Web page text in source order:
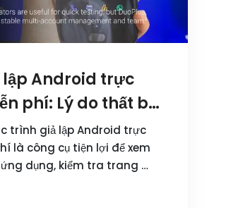
lập Android trực
phí: Lý do thất bại
lý đa tài khoản và
từ DuoPlus Cloud
trình giả lập Android trực
là công cụ tiện lợi để xem
dụng, kiểm tra trang …